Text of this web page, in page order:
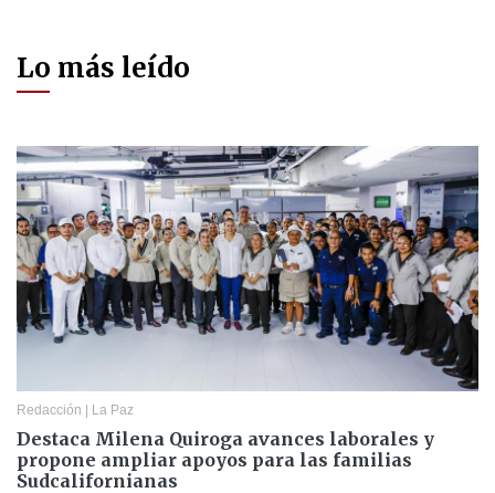
Lo más leído
Redacción | La Paz
Destaca Milena Quiroga avances laborales y
propone ampliar apoyos para las familias
Sudcalifornianas